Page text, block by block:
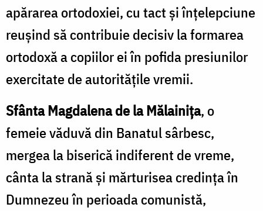
apărarea ortodoxiei, cu tact și înțelepciune
reușind să contribuie decisiv la formarea
ortodoxă a copiilor ei în pofida presiunilor
exercitate de autoritățile vremii.
Sfânta Magdalena de la Mălainița, o
femeie văduvă din Banatul sârbesc,
mergea la biserică indiferent de vreme,
cânta la strană și mărturisea credința în
Dumnezeu în perioada comunistă,